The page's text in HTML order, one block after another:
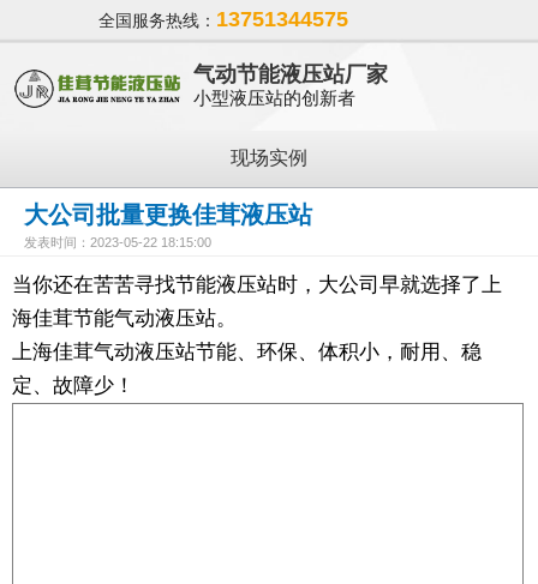
全国服务热线： 13751344575
气动节能液压站厂家
小型液压站的创新者
现场实例
大公司批量更换佳茸液压站
发表时间：2023-05-22 18:15:00
当你还在苦苦寻找节能液压站时，大公司早就选择了上
海佳茸节能气动液压站。
上海佳茸气动液压站节能、环保、体积小，耐用、稳
定、故障少！